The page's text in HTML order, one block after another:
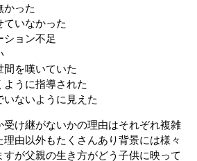
かった
ていなかった
ション不足
間を嘆いていた
ように指導された
いないように見えた
け継がないかの理由はそれぞれ複雑
由以外もたくさんあり背景には様々
が父親の生き方がどう子供に映って